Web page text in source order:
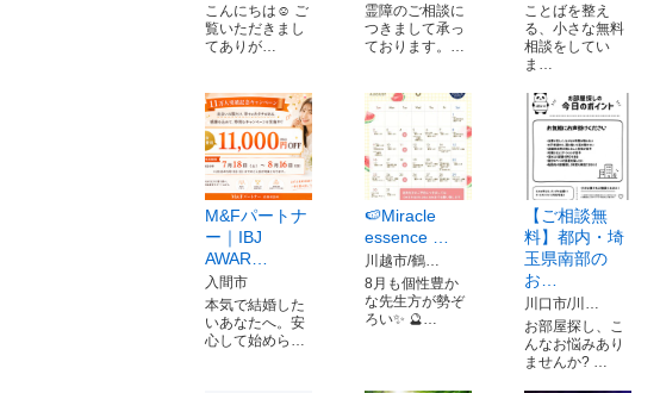
こんにちは☺️ ご
覧いただきまし
てありが…
霊障のご相談に
つきまして承っ
ております。…
ことばを整え
る、小さな無料
相談をしてい
ま…
M&Fパートナ
ー｜IBJ
AWAR…
入間市
本気で結婚した
いあなたへ。安
心して始めら…
🍉Miracle
essence …
川越市/鶴…
8月も個性豊か
な先生方が勢ぞ
ろい✨ 🔮…
【ご相談無
料】都内・埼
玉県南部の
お…
川口市/川…
お部屋探し、こ
んなお悩みあり
ませんか? …